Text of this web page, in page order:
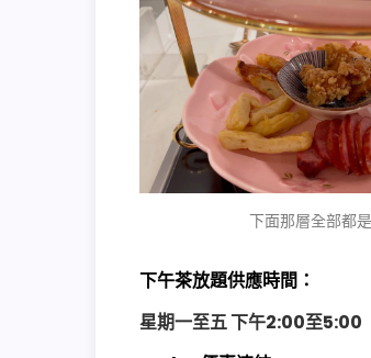
下面那層全部都
下午茶放題供應時間：
星期一至五 下午2:00至5:00